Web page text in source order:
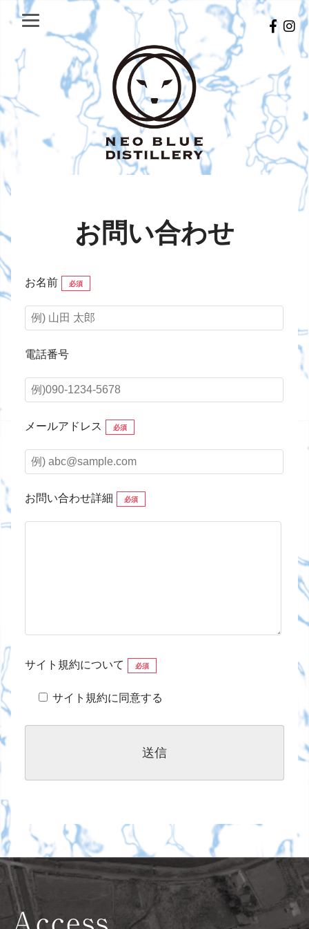
お問い合わせ
お名前 必須
電話番号
メールアドレス 必須
お問い合わせ詳細 必須
サイト規約について 必須
サイト規約に同意する